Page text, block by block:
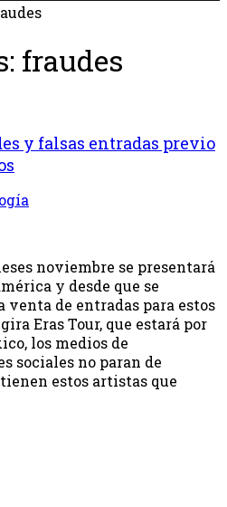
fraudes
y falsas entradas previo
noviembre se presentará
y desde que se
de entradas para estos
Eras Tour, que estará por
los medios de
sociales no paran de
estos artistas que